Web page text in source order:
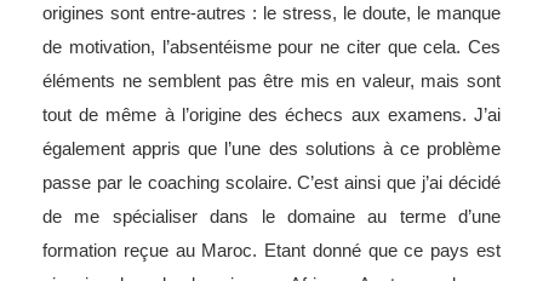
origines sont entre-autres : le stress, le doute, le manque
de motivation, l’absentéisme pour ne citer que cela. Ces
éléments ne semblent pas être mis en valeur, mais sont
tout de même à l’origine des échecs aux examens. J’ai
également appris que l’une des solutions à ce problème
passe par le coaching scolaire. C’est ainsi que j’ai décidé
de me spécialiser dans le domaine au terme d’une
formation reçue au Maroc. Etant donné que ce pays est